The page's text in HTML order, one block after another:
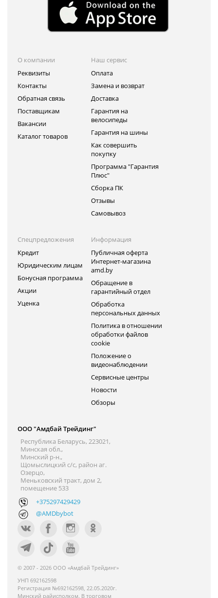
О компании
Реквизиты
Контакты
Обратная связь
Поставщикам
Вакансии
Каталог товаров
Наш сервис
Оплата
Замена и возврат
Доставка
Гарантия на
велосипеды
Гарантия на шины
Как совершить
покупку
Программа "Гарантия
Плюс"
Сборка ПК
Отзывы
Самовывоз
Спецпредложения
Кредит
Юридическим лицам
Бонусная программа
Акции
Уценка
Информация
Публичная оферта
Интернет-магазина
amd.by
Обращение в
гарантийный отдел
Обработка
персональных данных
Политика в отношении
обработки файлов
cookie
Положение о
видеонаблюдении
Сервисные центры
Новости
Обзоры
ООО "Амдбай Трейдинг"
Республика Беларусь, 223021,
Минская обл.,
Минский р-н.,
Щомыслицкий с/с, район аг.
Озерцо,
Меньковский тракт, дом 2,
помещение 533
+375297429429
@AMDbybot
© 2007 - 2026 ООО «Амдбай Трейдинг»
УНП 692162598
Регистрация №692162598, 22.05.2020г.
Минский райисполком. В торговом